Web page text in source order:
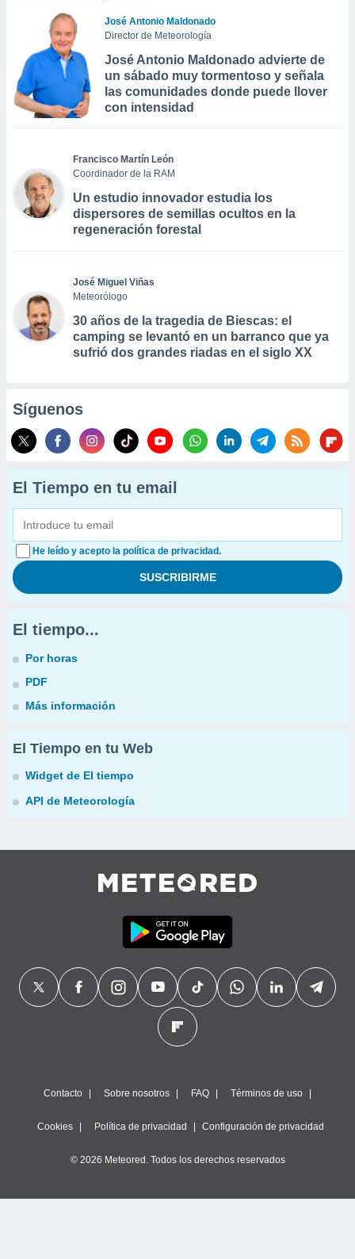
José Antonio Maldonado
Director de Meteorología
José Antonio Maldonado advierte de
un sábado muy tormentoso y señala
las comunidades donde puede llover
con intensidad
Francisco Martín León
Coordinador de la RAM
Un estudio innovador estudia los
dispersores de semillas ocultos en la
regeneración forestal
José Miguel Viñas
Meteorólogo
30 años de la tragedia de Biescas: el
camping se levantó en un barranco que ya
sufrió dos grandes riadas en el siglo XX
Síguenos
El Tiempo en tu email
He leído y acepto la política de privacidad.
El tiempo...
Por horas
PDF
Más información
El Tiempo en tu Web
Widget de El tiempo
API de Meteorología
Contacto Sobre nosotros FAQ Términos de uso
Cookies Política de privacidad Configuración de privacidad
© 2026 Meteored. Todos los derechos reservados